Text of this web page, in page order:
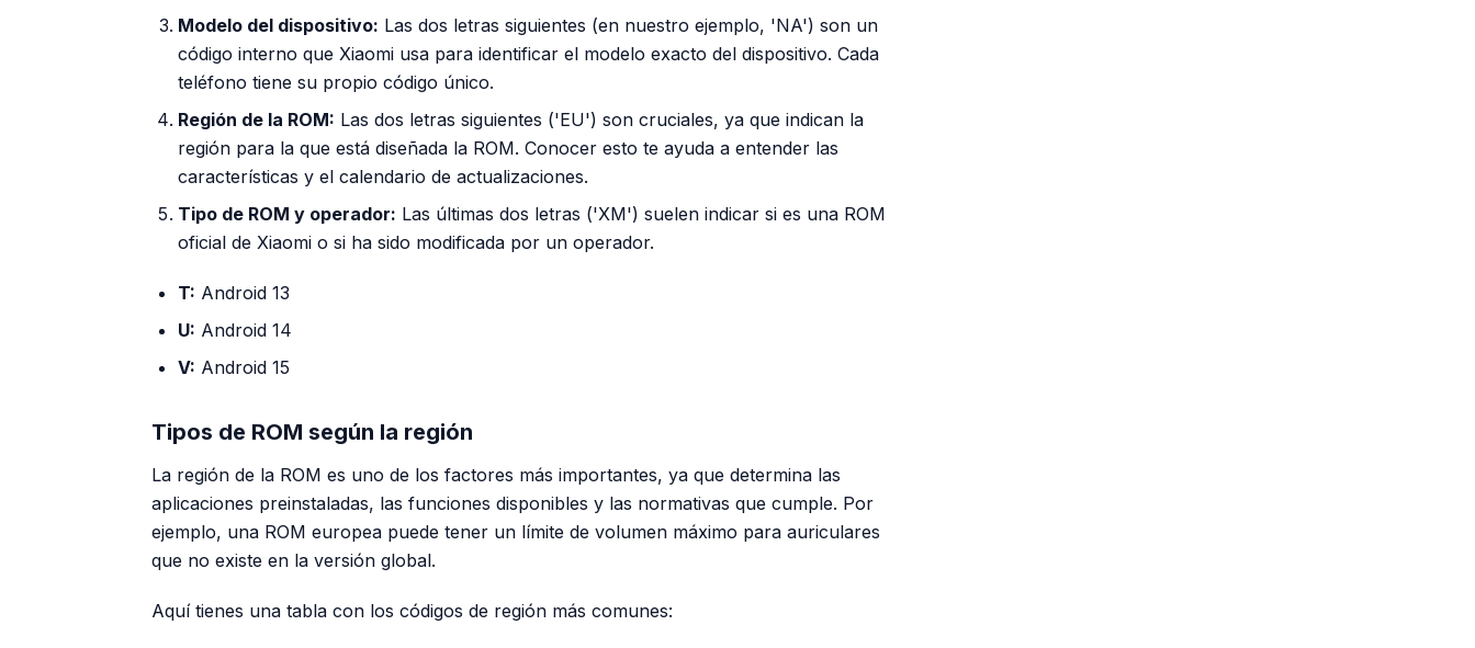
Modelo del dispositivo: Las dos letras siguientes (en nuestro ejemplo, 'NA') son un
código interno que Xiaomi usa para identificar el modelo exacto del dispositivo. Cada
teléfono tiene su propio código único.
Región de la ROM: Las dos letras siguientes ('EU') son cruciales, ya que indican la
región para la que está diseñada la ROM. Conocer esto te ayuda a entender las
características y el calendario de actualizaciones.
Tipo de ROM y operador: Las últimas dos letras ('XM') suelen indicar si es una ROM
oficial de Xiaomi o si ha sido modificada por un operador.
T: Android 13
U: Android 14
V: Android 15
Tipos de ROM según la región
La región de la ROM es uno de los factores más importantes, ya que determina las
aplicaciones preinstaladas, las funciones disponibles y las normativas que cumple. Por
ejemplo, una ROM europea puede tener un límite de volumen máximo para auriculares
que no existe en la versión global.
Aquí tienes una tabla con los códigos de región más comunes: